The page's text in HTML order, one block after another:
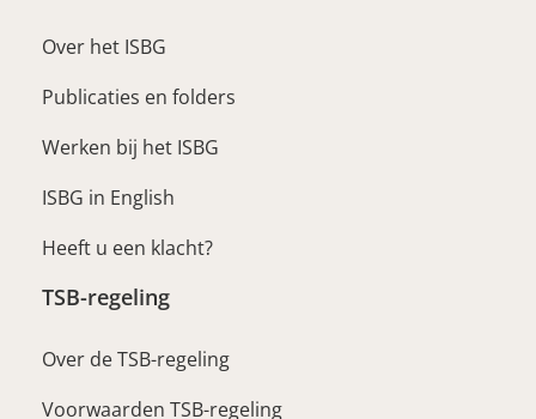
Over het ISBG
Publicaties en folders
Werken bij het ISBG
ISBG in English
Heeft u een klacht?
TSB-regeling
Over de TSB-regeling
Voorwaarden TSB-regeling